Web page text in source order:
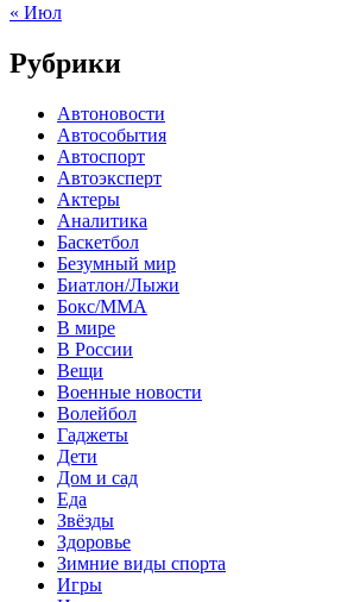
« Июл
Рубрики
Автоновости
Автособытия
Автоспорт
Автоэксперт
Актеры
Аналитика
Баскетбол
Безумный мир
Биатлон/Лыжи
Бокс/MMA
В мире
В России
Вещи
Военные новости
Волейбол
Гаджеты
Дети
Дом и сад
Еда
Звёзды
Здоровье
Зимние виды спорта
Игры